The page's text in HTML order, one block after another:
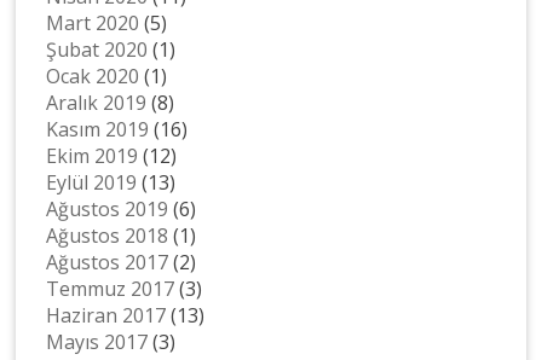
Mart 2020 (5)
Şubat 2020 (1)
Ocak 2020 (1)
Aralık 2019 (8)
Kasım 2019 (16)
Ekim 2019 (12)
Eylül 2019 (13)
Ağustos 2019 (6)
Ağustos 2018 (1)
Ağustos 2017(2)
Temmuz 2017(3)
Haziran 2017(13)
Mayıs 2017(3)